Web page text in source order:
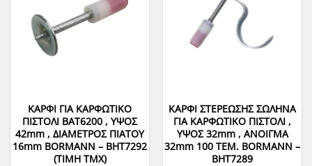
ΚΑΡΦΙ ΓΙΑ ΚΑΡΦΩΤΙΚΟ
ΠΙΣΤΟΛΙ BAT6200 , ΥΨΟΣ
42mm , ΔΙΑΜΕΤΡΟΣ ΠΙΑΤΟΥ
16mm BORMANN – BHT7292
(ΤΙΜΗ ΤΜΧ)
ΚΑΡΦΙ ΣΤΕΡΕΩΣΗΣ ΣΩΛΗΝΑ
ΓΙΑ ΚΑΡΦΩΤΙΚΟ ΠΙΣΤΟΛΙ ,
ΥΨΟΣ 32mm , ΑΝΟΙΓΜΑ
32mm 100 ΤΕΜ. BORMANN –
BHT7289